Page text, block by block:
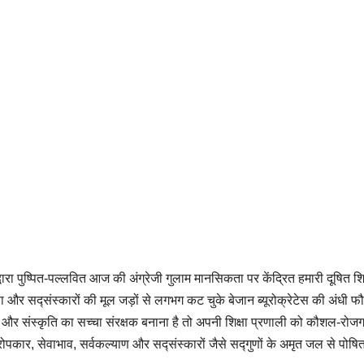
पुष्पित-पल्लवित आज की अंग्रेजी गुलाम मानसिकता पर केंद्रित हमारी दूषित
और सद्संस्कारों की मूल जड़ों से लगभग कट चुके बेजान ब्यूरोक्रेटेस की अंधी
संस्कृति का सच्चा संरक्षक बनाना है तो अपनी शिक्षा प्रणाली को कौशल-
सेवाभाव, सर्वकल्याण और सद्संस्कारों जैसे सद्गुणों के अमृत जल से